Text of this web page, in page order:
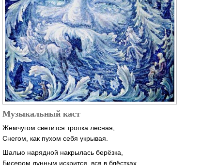
Музыкальный каст
Жемчугом светится тропка лесная,
Снегом, как пухом себя укрывая.
Шалью нарядной накрылась берёзка,
Бисером лунным искрится, вся в блёстках.